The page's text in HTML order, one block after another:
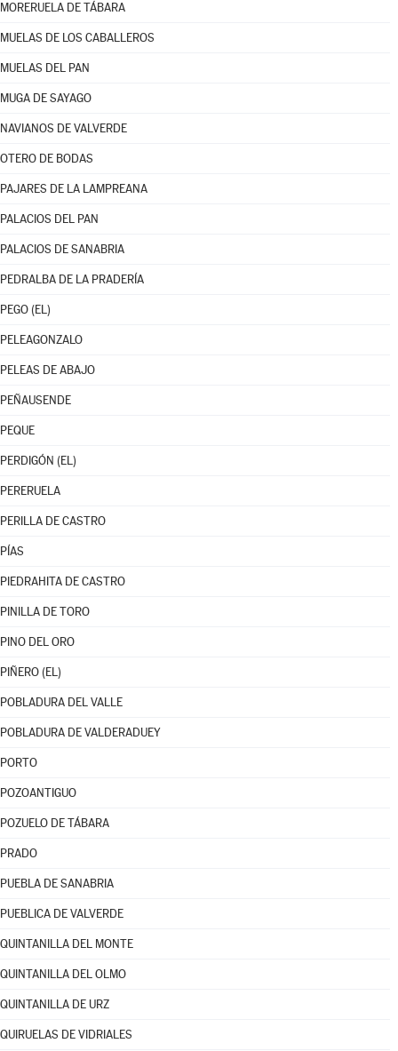
MORERUELA DE TÁBARA
MUELAS DE LOS CABALLEROS
MUELAS DEL PAN
MUGA DE SAYAGO
NAVIANOS DE VALVERDE
OTERO DE BODAS
PAJARES DE LA LAMPREANA
PALACIOS DEL PAN
PALACIOS DE SANABRIA
PEDRALBA DE LA PRADERÍA
PEGO (EL)
PELEAGONZALO
PELEAS DE ABAJO
PEÑAUSENDE
PEQUE
PERDIGÓN (EL)
PERERUELA
PERILLA DE CASTRO
PÍAS
PIEDRAHITA DE CASTRO
PINILLA DE TORO
PINO DEL ORO
PIÑERO (EL)
POBLADURA DEL VALLE
POBLADURA DE VALDERADUEY
PORTO
POZOANTIGUO
POZUELO DE TÁBARA
PRADO
PUEBLA DE SANABRIA
PUEBLICA DE VALVERDE
QUINTANILLA DEL MONTE
QUINTANILLA DEL OLMO
QUINTANILLA DE URZ
QUIRUELAS DE VIDRIALES